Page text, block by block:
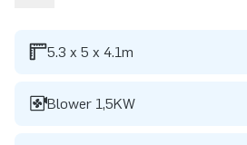
5.3 x 5 x 4.1m
Blower 1,5KW